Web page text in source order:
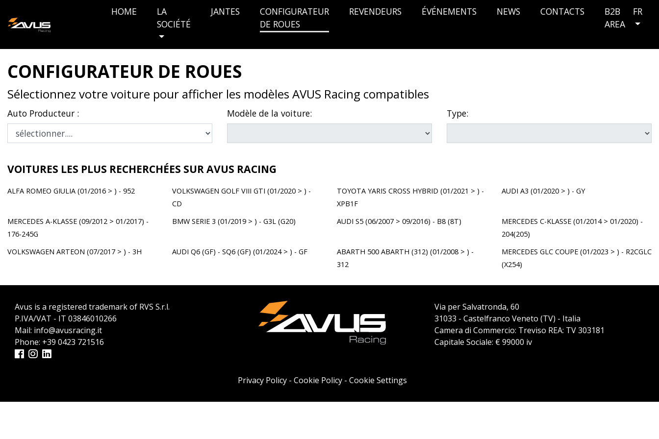
HOME
LA
SOCIÉTÉ
JANTES
CONFIGURATEUR
DE ROUES
REVENDEURS ÉVÉNEMENTS NEWS CONTACTS
B2B
AREA
FR
CONFIGURATEUR DE ROUES
Sélectionnez votre voiture pour afficher les modèles AVUS Racing compatibles
Auto Producteur : Modèle de la voiture: Type:
VOITURES LES PLUS RECHERCHÉES SUR AVUS RACING
ALFA ROMEO GIULIA (01/2016 > ) - 952
VOLKSWAGEN GOLF VIII GTI (01/2020 > ) -
CD
TOYOTA YARIS CROSS HYBRID (01/2021 > ) -
XPB1F
AUDI A3 (01/2020 > ) - GY
MERCEDES A-KLASSE (09/2012 > 01/2017) -
176-245G
BMW SERIE 3 (01/2019 > ) - G3L (G20) AUDI S5 (06/2007 > 09/2016) - B8 (8T)
MERCEDES C-KLASSE (01/2014 > 01/2020) -
204(205)
VOLKSWAGEN ARTEON (07/2017 > ) - 3H
AUDI Q6 (GF) - SQ6 (GF) (01/2024 > ) - GF
ABARTH 500 ABARTH (312) (01/2008 > ) -
312
MERCEDES GLC COUPE (01/2023 > ) - R2CGLC
(X254)
Avus is a registered trademark of RVS S.r.l.
P.IVA/VAT - IT 03846010266
Mail: info@avusracing.it
Phone: +39 0423 721516
Via per Salvatronda, 60
31033 - Castelfranco Veneto (TV) - Italia
Camera di Commercio: Treviso REA: TV 303181
Capitale Sociale: € 99000 iv
Privacy Policy- Cookie Policy- Cookie Settings